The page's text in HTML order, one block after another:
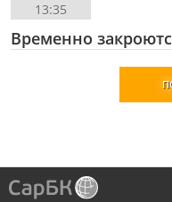
13:35
Временно